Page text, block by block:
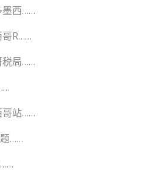
墨西……
哥R……
税局……
哥站……
……